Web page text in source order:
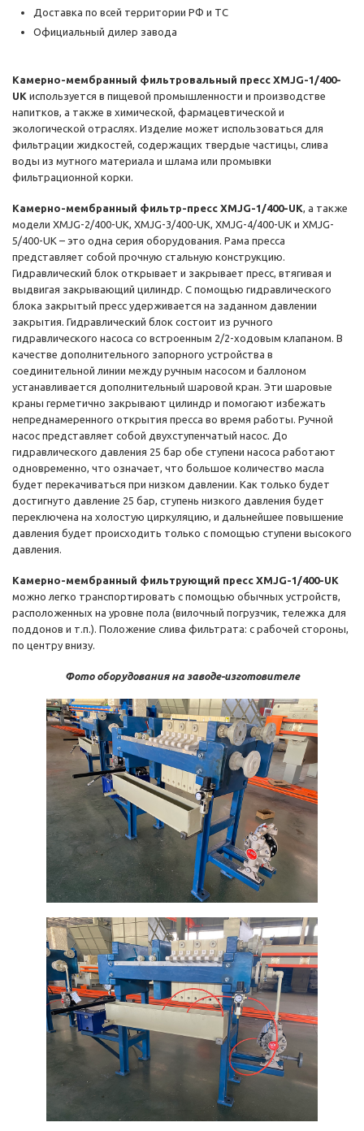
Доставка по всей территории РФ и ТС
Официальный дилер завода
Камерно-мембранный фильтровальный пресс XMJG-1/400-
UK используется в пищевой промышленности и производстве
напитков, а также в химической, фармацевтической и
экологической отраслях. Изделие может использоваться для
фильтрации жидкостей, содержащих твердые частицы, слива
воды из мутного материала и шлама или промывки
фильтрационной корки.
Камерно-мембранный фильтр-пресс XMJG-1/400-UK, а также
модели XMJG-2/400-UK, XMJG-3/400-UK, XMJG-4/400-UK и XMJG-
5/400-UK – это одна серия оборудования. Рама пресса
представляет собой прочную стальную конструкцию.
Гидравлический блок открывает и закрывает пресс, втягивая и
выдвигая закрывающий цилиндр. С помощью гидравлического
блока закрытый пресс удерживается на заданном давлении
закрытия. Гидравлический блок состоит из ручного
гидравлического насоса со встроенным 2/2-ходовым клапаном. В
качестве дополнительного запорного устройства в
соединительной линии между ручным насосом и баллоном
устанавливается дополнительный шаровой кран. Эти шаровые
краны герметично закрывают цилиндр и помогают избежать
непреднамеренного открытия пресса во время работы. Ручной
насос представляет собой двухступенчатый насос. До
гидравлического давления 25 бар обе ступени насоса работают
одновременно, что означает, что большое количество масла
будет перекачиваться при низком давлении. Как только будет
достигнуто давление 25 бар, ступень низкого давления будет
переключена на холостую циркуляцию, и дальнейшее повышение
давления будет происходить только с помощью ступени высокого
давления.
Камерно-мембранный фильтрующий пресс XMJG-1/400-UK
можно легко транспортировать с помощью обычных устройств,
расположенных на уровне пола (вилочный погрузчик, тележка для
поддонов и т.п.). Положение слива фильтрата: с рабочей стороны,
по центру внизу.
Фото оборудования на заводе-изготовителе